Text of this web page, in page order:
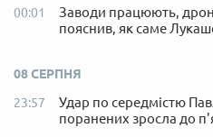
00:01
Заводи працюють,
пояснив, як саме
08 СЕРПНЯ
23:57
Удар по середмістю
поранених зросла до